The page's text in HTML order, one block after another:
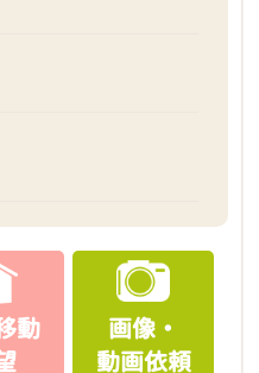
動
画像・
動画依頼